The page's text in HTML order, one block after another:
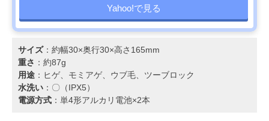
Yahoo!で見る
サイズ：約幅30×奥行30×高さ165mm
重さ ：約87g
用途 ：ヒゲ、モミアゲ、ウブ毛、ツーブロック
水洗い ：〇（IPX5）
電源方式 ：単4形アルカリ電池×2本